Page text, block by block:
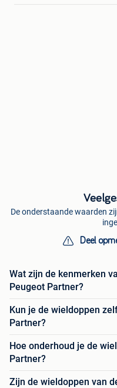
De onderstaande waarden
Deel
Wat zijn de kenmerken
Peugeot Partner?
Kun je de wieldoppen
Partner?
Hoe onderhoud je de
Partner?
Zijn de wieldoppen van